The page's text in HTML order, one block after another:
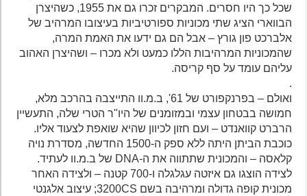
שכל כך היו חסרים. המבקרים זכרו גם את 1955, כשהיצרן
הבווארי הציג שתי מכוניות ספורטיביות בעיצובו המרהיב של
אלברכט פון גורץ – אבל הם גם ידעו את האמת המרה,
שהמכוניות המרהיבות הללו כמעט ולא מכרו – ושהיצרן האהוב
עליהם עומד על סף קריסה.
ואולם – בפרנקפורט של 61', ב.מ.וו התייצבה בהרכב מלא,
חמושה בבטחון עצמי ובמזומנים של היו"ר הטרי שלה, התעשיין
הרברט קוואנדט – ועם חזון לכיוון שהיא שואפת לצעוד אליו.
כוכבת הביתן היתה ללא ספק ה-1500 החדשה, מסדרת נויה
קלאסה – והמכונית שתתווה את ה-DNA של ב.מ.וו לעתיד.
לצידה הוצגו גם איזטה עגלגלה ו-700 קטנה – ולצידה האחר
מכונית קופה גדולה ומרהיבה בשם 3200CS; עיצוב אלגנטי